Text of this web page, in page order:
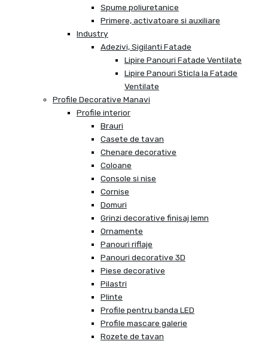
Spume poliuretanice
Primere, activatoare si auxiliare
Industry
Adezivi, Sigilanti Fatade
Lipire Panouri Fatade Ventilate
Lipire Panouri Sticla la Fatade
Ventilate
Profile Decorative Manavi
Profile interior
Brauri
Casete de tavan
Chenare decorative
Coloane
Console si nise
Cornise
Domuri
Grinzi decorative finisaj lemn
Ornamente
Panouri riflaje
Panouri decorative 3D
Piese decorative
Pilastri
Plinte
Profile pentru banda LED
Profile mascare galerie
Rozete de tavan